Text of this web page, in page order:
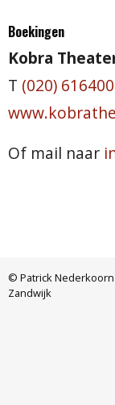
Boekingen
Kobra
T (020)
Of mail naar
© Patrick
Zandwijk